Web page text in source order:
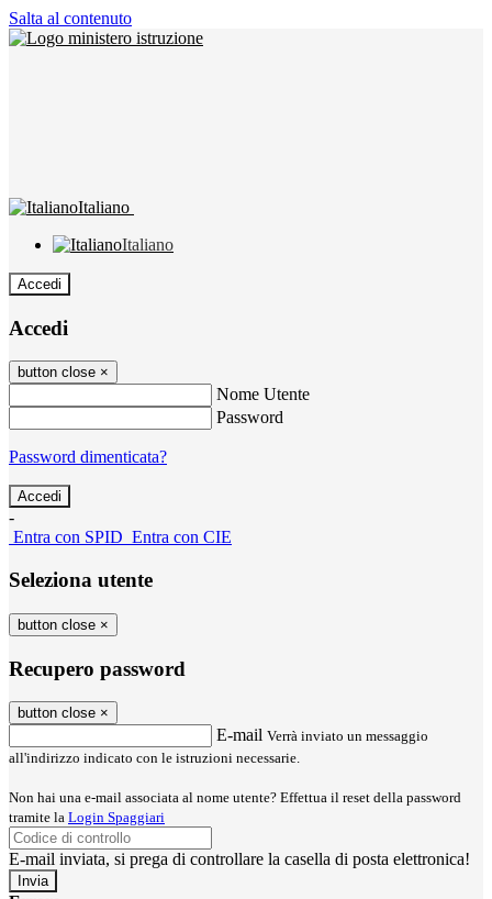
Salta al contenuto
Italiano
Italiano
Accedi
Accedi
button close ×
Nome Utente
Password
Password dimenticata?
-
Entra con SPID Entra con CIE
Seleziona utente
button close ×
Recupero password
button close ×
E-mail Verrà inviato un messaggio
all'indirizzo indicato con le istruzioni necessarie.
Non hai una e-mail associata al nome utente? Effettua il reset della password
tramite la Login Spaggiari
E-mail inviata, si prega di controllare la casella di posta elettronica!